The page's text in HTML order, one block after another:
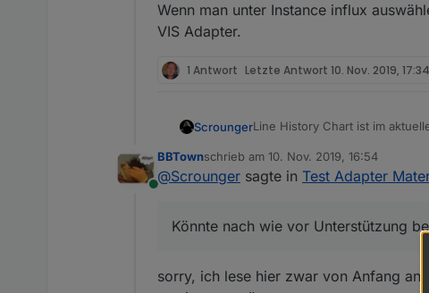
Wenn man unter Instance influx
VIS Adapter.
1 Antwort Letzte Antwort 10. Nov. 2019, 17:34
ScroungerLine History Chart ist im
https://github.com/Scrounger/
Online
BBTownschrieb am 10. Nov. 2019, 16:54
zuletzt editiert von
@Scrounger sagte in Test Adapter
Könnte nach wie vor Unterstützung
sorry, ich lese hier zwar von Anfang